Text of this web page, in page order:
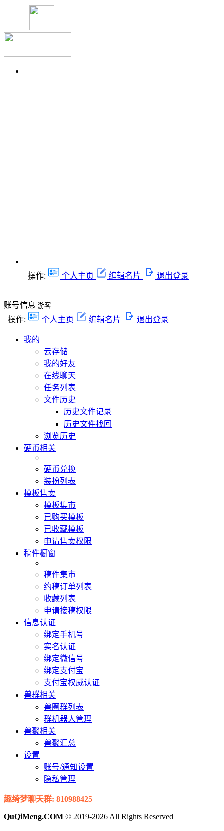
操作: 个人主页 编辑名片 退出登录
账号信息 游客
操作: 个人主页 编辑名片 退出登录
我的
云存储
我的好友
在线聊天
任务列表
文件历史
历史文件记录
历史文件找回
浏览历史
硬币相关
硬币兑换
装扮列表
模板售卖
模板集市
已购买模板
已收藏模板
申请售卖权限
稿件橱窗
稿件集市
约稿订单列表
收藏列表
申请接稿权限
信息认证
绑定手机号
实名认证
绑定微信号
绑定支付宝
支付宝权威认证
兽群相关
兽圈群列表
群机器人管理
兽聚相关
兽聚汇总
设置
账号/通知设置
隐私管理
趣绮梦聊天群: 810988425
QuQiMeng.COM © 2019-2026 All Rights Reserved